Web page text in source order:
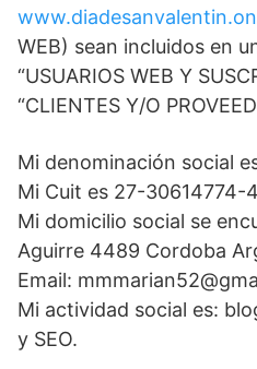
WEB) sean incluidos en
“USUARIOS WEB Y
“CLIENTES Y/O
Mi denominación social
Mi Cuit es 27-30614774-4
Mi domicilio social se
Aguirre 4489 Cordoba
Email:
Mi actividad social es:
y SEO.